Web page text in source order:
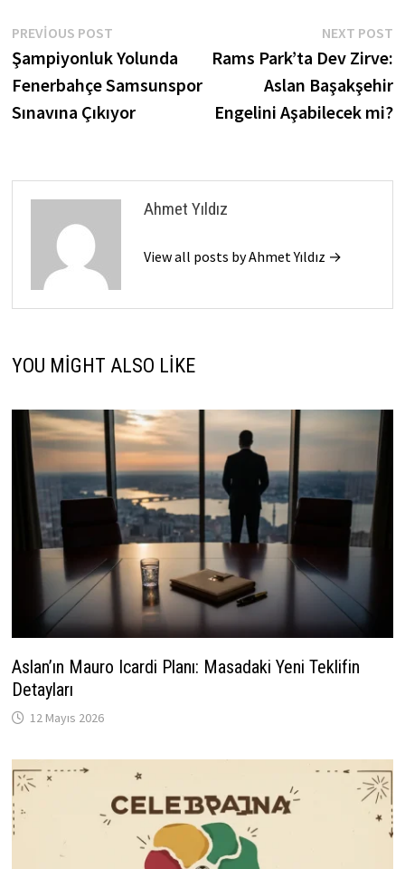
Yazı
gezinmesi
PREVIOUS POSTPrevious
post:
Şampiyonluk Yolunda
Fenerbahçe Samsunspor
Sınavına Çıkıyor
NEXT POST
Rams Park’ta Dev Zirve:
Aslan Başakşehir
Engelini Aşabilecek mi?
Ahmet Yıldız
View all posts by Ahmet Yıldız →
YOU MIGHT ALSO LIKE
Aslan’ın Mauro Icardi Planı: Masadaki Yeni Teklifin
Detayları
12 Mayıs 2026